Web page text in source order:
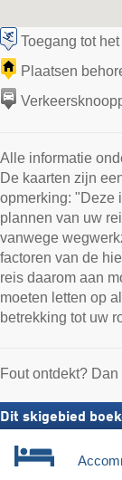
Toegang tot
Plaatsen
Alle informatie
De kaarten zijn
opmerking: "Deze
plannen van uw
vanwege
factoren van de
reis daarom aan
moeten letten op
betrekking tot uw
Fout ontdekt?
Dit skigebied